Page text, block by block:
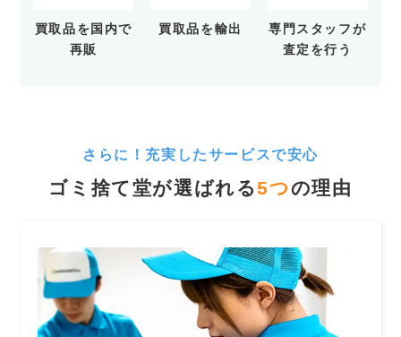
買取品を国内で
再販
買取品を輸出
専門スタッフが
査定を行う
さらに！充実したサービスで安心
ゴミ捨て堂が選ばれる5つの理由